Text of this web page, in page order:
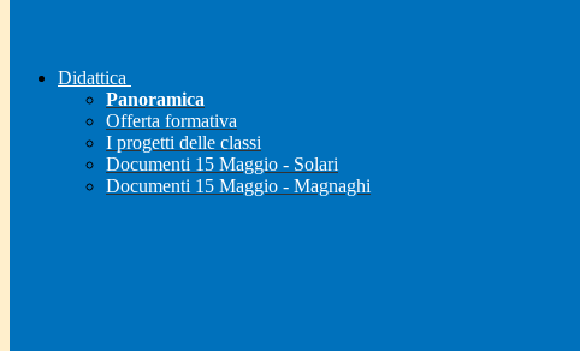
Didattica
Panoramica
Offerta formativa
I progetti delle classi
Documenti 15 Maggio - Solari
Documenti 15 Maggio - Magnaghi